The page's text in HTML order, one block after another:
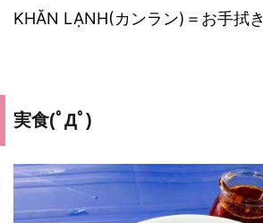
KHĂN LẠNH(カンラン)＝お手拭き
実食(ﾟДﾟ)